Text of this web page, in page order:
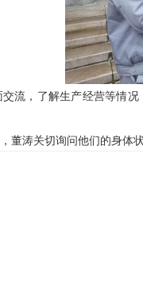
流，了解生产经营等情
董涛关切询问他们的身